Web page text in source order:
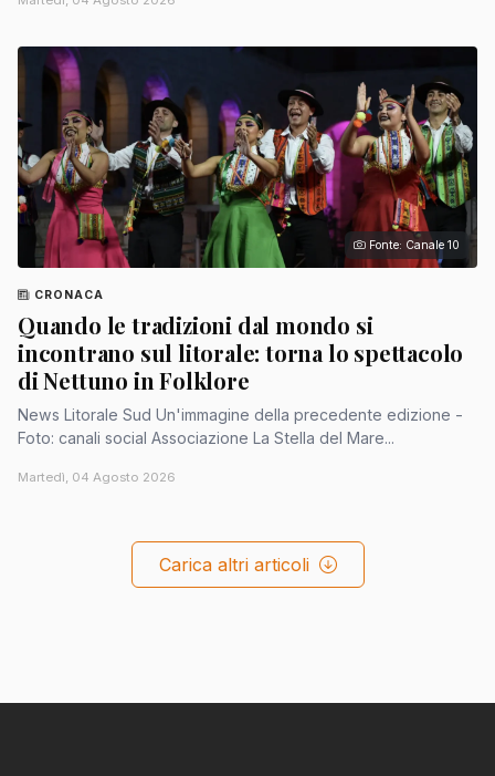
Fonte: Canale 10
CRONACA
Quando le tradizioni dal mondo si
incontrano sul litorale: torna lo spettacolo
di Nettuno in Folklore
News Litorale Sud Un'immagine della precedente edizione -
Foto: canali social Associazione La Stella del Mare...
Martedì, 04 Agosto 2026
Carica altri articoli